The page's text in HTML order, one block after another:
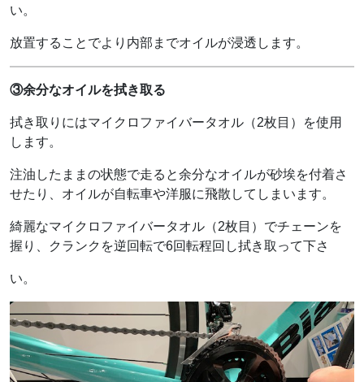
い。
放置することでより内部までオイルが浸透します。
③余分なオイルを拭き取る
拭き取りにはマイクロファイバータオル（2枚目）を使用
します。
注油したままの状態で走ると余分なオイルが砂埃を付着さ
せたり、オイルが自転車や洋服に飛散してしまいます。
綺麗なマイクロファイバータオル（2枚目）でチェーンを
握り、クランクを逆回転で6回転程回し拭き取って下さ
い。